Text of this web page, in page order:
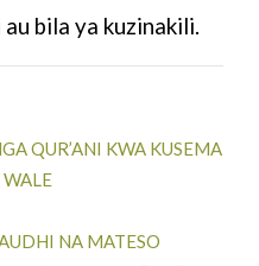
bila ya kuzinakili.
QUR’ANI KWA KUSEMA
NA MATESO